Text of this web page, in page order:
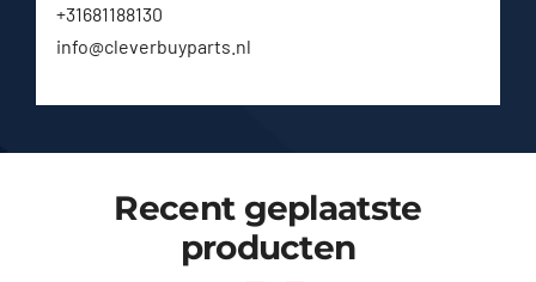
+31681188130
info@cleverbuyparts.nl
Recent geplaatste
producten